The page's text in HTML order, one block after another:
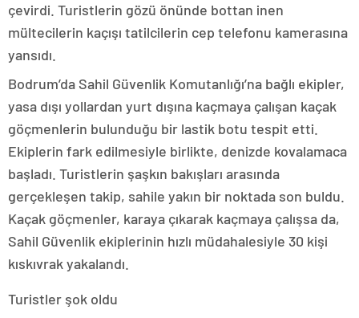
çevirdi. Turistlerin gözü önünde bottan inen
mültecilerin kaçışı tatilcilerin cep telefonu kamerasına
yansıdı.
Bodrum’da Sahil Güvenlik Komutanlığı’na bağlı ekipler,
yasa dışı yollardan yurt dışına kaçmaya çalışan kaçak
göçmenlerin bulunduğu bir lastik botu tespit etti.
Ekiplerin fark edilmesiyle birlikte, denizde kovalamaca
başladı. Turistlerin şaşkın bakışları arasında
gerçekleşen takip, sahile yakın bir noktada son buldu.
Kaçak göçmenler, karaya çıkarak kaçmaya çalışsa da,
Sahil Güvenlik ekiplerinin hızlı müdahalesiyle 30 kişi
kıskıvrak yakalandı.
Turistler şok oldu